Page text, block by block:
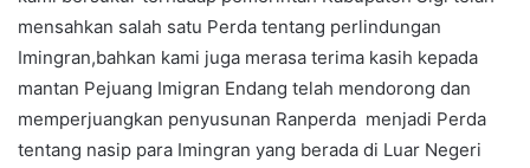
mensahkan salah satu Perda tentang perlindungan
Imingran,bahkan kami juga merasa terima kasih kepada
mantan Pejuang Imigran Endang telah mendorong dan
memperjuangkan penyusunan Ranperda menjadi Perda
tentang nasip para Imingran yang berada di Luar Negeri